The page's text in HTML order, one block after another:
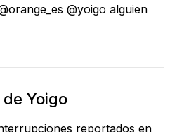
@yoigo alguien
Yoigo
reportados en